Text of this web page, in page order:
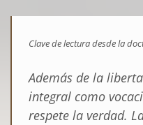
Clave de lectura desde la
Además de la
integral como
respete la verdad.